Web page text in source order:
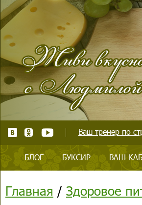
Ваш тренер по
БЛОГ БУКСИР ВАШ
Главная / Здоровое